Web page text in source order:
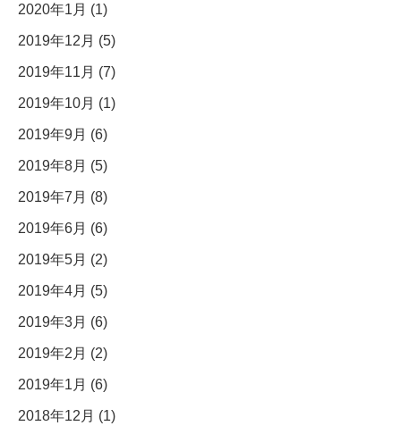
2020年1月 (1)
2019年12月 (5)
2019年11月 (7)
2019年10月 (1)
2019年9月 (6)
2019年8月 (5)
2019年7月 (8)
2019年6月 (6)
2019年5月 (2)
2019年4月 (5)
2019年3月 (6)
2019年2月 (2)
2019年1月 (6)
2018年12月 (1)